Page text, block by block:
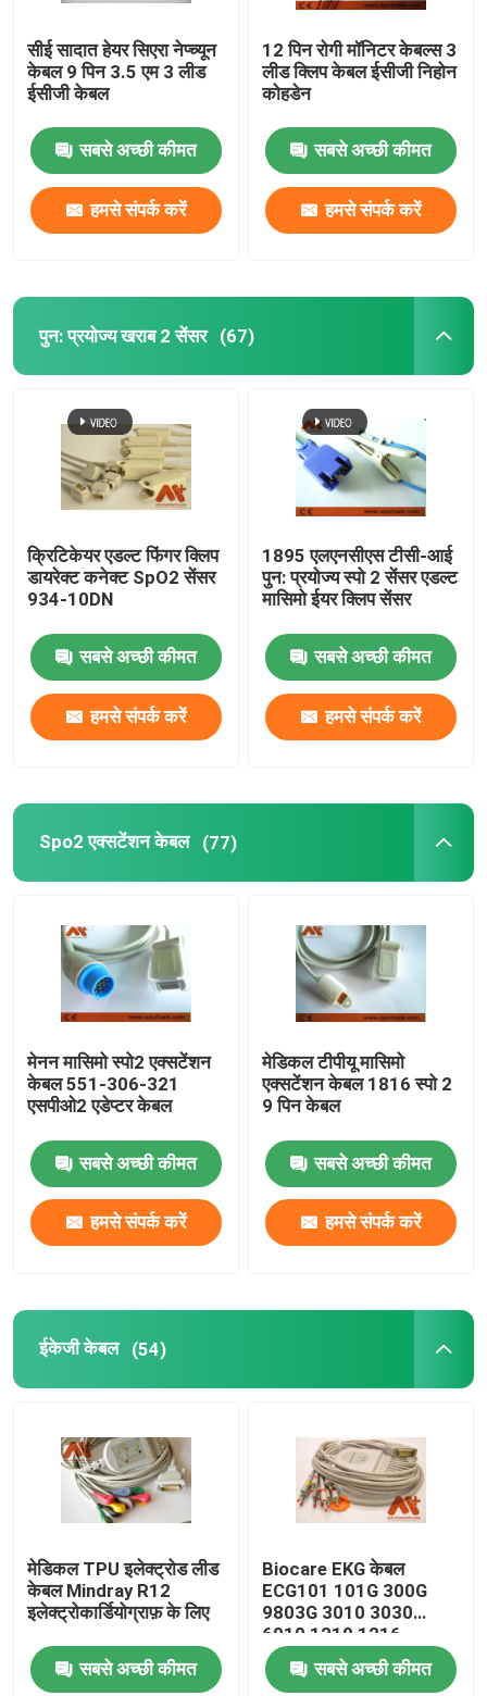
सीई सादात हेयर सिएरा नेप्च्यून
केबल 9 पिन 3.5 एम 3 लीड
ईसीजी केबल
सबसे अच्छी कीमत
हमसे संपर्क करें
12 पिन रोगी मॉनिटर केबल्स 3
लीड क्लिप केबल ईसीजी निहोन
कोहडेन
सबसे अच्छी कीमत
हमसे संपर्क करें
पुन: प्रयोज्य खराब 2 सेंसर (67)
क्रिटिकेयर एडल्ट फिंगर क्लिप
डायरेक्ट कनेक्ट SpO2 सेंसर
934-10DN
सबसे अच्छी कीमत
हमसे संपर्क करें
1895 एलएनसीएस टीसी-आई
पुन: प्रयोज्य स्पो 2 सेंसर एडल्ट
मासिमो ईयर क्लिप सेंसर
सबसे अच्छी कीमत
हमसे संपर्क करें
Spo2 एक्सटेंशन केबल (77)
मेनन मासिमो स्पो2 एक्सटेंशन
केबल 551-306-321
एसपीओ2 एडेप्टर केबल
सबसे अच्छी कीमत
हमसे संपर्क करें
मेडिकल टीपीयू मासिमो
एक्सटेंशन केबल 1816 स्पो 2
9 पिन केबल
सबसे अच्छी कीमत
हमसे संपर्क करें
ईकेजी केबल (54)
मेडिकल TPU इलेक्ट्रोड लीड
केबल Mindray R12
इलेक्ट्रोकार्डियोग्राफ़ के लिए
सबसे अच्छी कीमत
Biocare EKG केबल
ECG101 101G 300G
9803G 3010 3030
6010 1210 1216
सबसे अच्छी कीमत